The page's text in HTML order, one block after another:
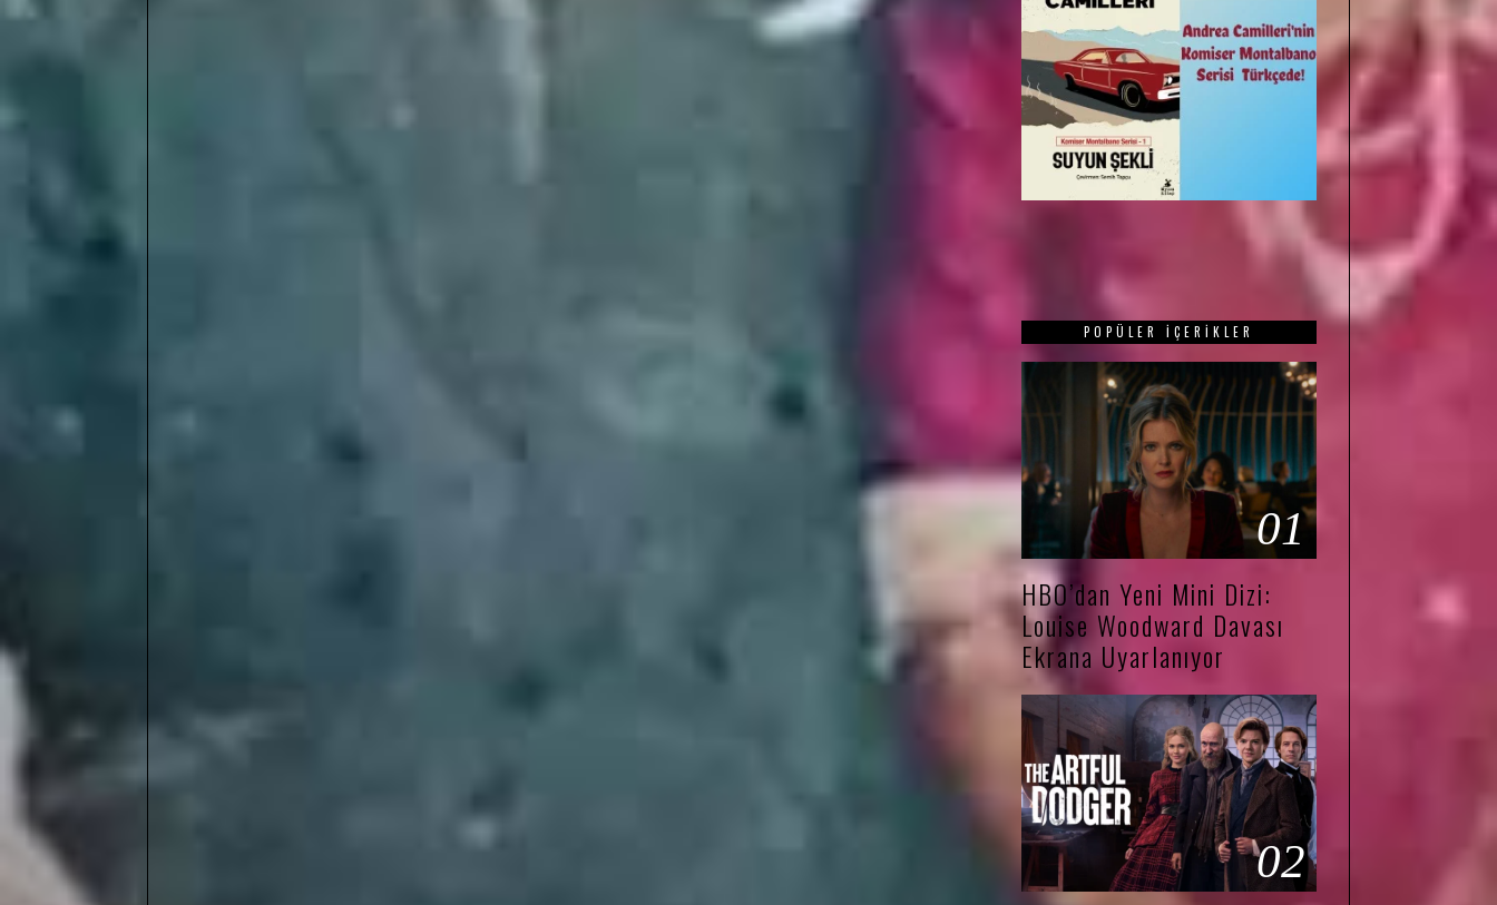
POPÜLER İÇERIKLER
01
HBO’dan Yeni Mini Dizi:
Louise Woodward Davası
Ekrana Uyarlanıyor
02